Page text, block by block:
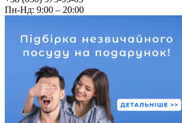
Пн-Нд: 9:00 – 20:00